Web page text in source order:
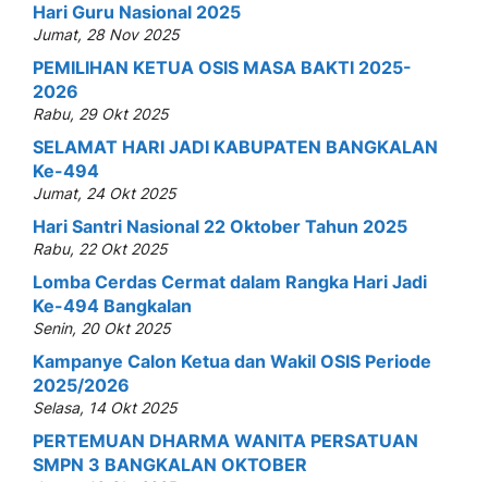
Hari Guru Nasional 2025
Jumat, 28 Nov 2025
PEMILIHAN KETUA OSIS MASA BAKTI 2025-
2026
Rabu, 29 Okt 2025
SELAMAT HARI JADI KABUPATEN BANGKALAN
Ke-494
Jumat, 24 Okt 2025
Hari Santri Nasional 22 Oktober Tahun 2025
Rabu, 22 Okt 2025
Lomba Cerdas Cermat dalam Rangka Hari Jadi
Ke-494 Bangkalan
Senin, 20 Okt 2025
Kampanye Calon Ketua dan Wakil OSIS Periode
2025/2026
Selasa, 14 Okt 2025
PERTEMUAN DHARMA WANITA PERSATUAN
SMPN 3 BANGKALAN OKTOBER